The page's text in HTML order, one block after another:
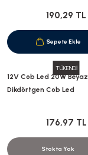
190,29 TL
Sepete Ekle
TÜKENDİ
12V Cob Led 20W Beyaz
Dikdörtgen Cob Led
176,97 TL
Stokta Yok